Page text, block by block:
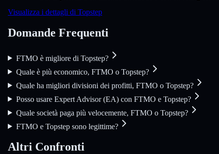
Visualizza i dettagli di Topstep
Domande Frequenti
FTMO è migliore di Topstep?
Quale è più economico, FTMO o Topstep?
Quale ha migliori divisioni dei profitti, FTMO o Topstep?
Posso usare Expert Advisor (EA) con FTMO e Topstep?
Quale società paga più velocemente, FTMO o Topstep?
FTMO e Topstep sono legittime?
Altri Confronti